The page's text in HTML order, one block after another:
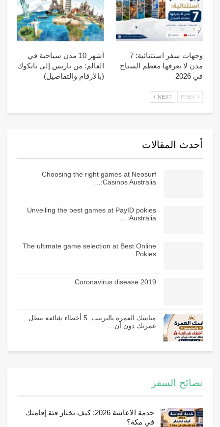
وجهات سفر استثنائية: 7
مدن لا يعرفها معظم السياح
في 2026
أشهر 10 مدن سياحية في
العالم: من باريس إلى بانكوك
(بالأرقام والتفاصيل)
NEXT
أحدث المقالات
Choosing the right games at Neosurf
Casinos Australia:…
Unveiling the best games at PayID pokies
Australia:…
The ultimate game selection at Best Online
Pokies…
Coronavirus disease 2019
مناسك العمرة بالترتيب: 5 أخطاء شائعة تبطل
عمرتك دون أن…
نصائح السفر
خدمة الاعاشة 2026: كيف تختار فئة إقامتك
في مكة؟